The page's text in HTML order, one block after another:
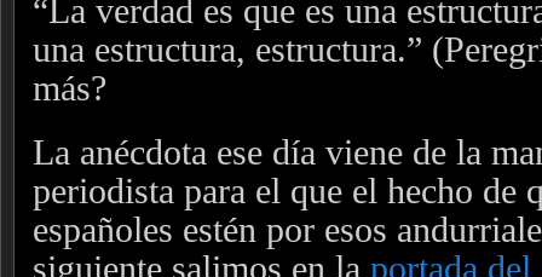
“La verdad es que es una
una estructura, estructura.”
más?
La anécdota ese día viene de la
periodista para el que el hecho de
españoles estén por esos
siguiente salimos en la portada